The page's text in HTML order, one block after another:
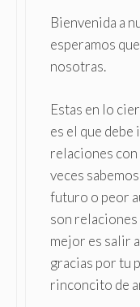
Bienvenida a
esperamos
nosotras.
Estas en lo
es el que debe
relaciones con
veces
futuro o peor
son relaciones
mejor es salir
gracias por tu
rinconcito de